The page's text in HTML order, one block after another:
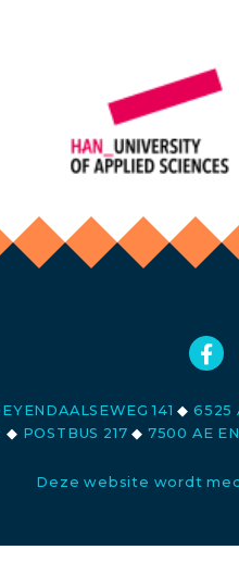
141◆ 6525
◆ POSTBUS 217◆ 7500 AE
Deze website wordt